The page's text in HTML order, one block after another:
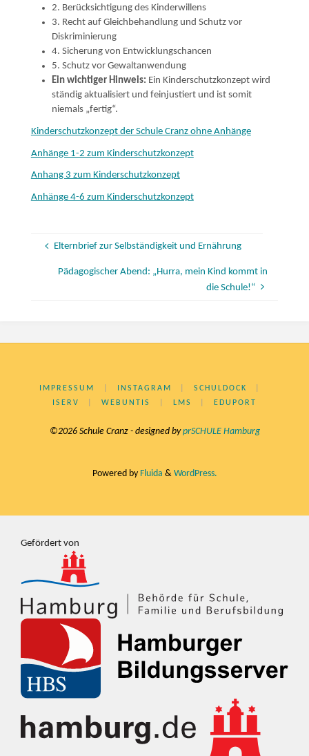
2. Berücksichtigung des Kinderwillens
3. Recht auf Gleichbehandlung und Schutz vor
Diskriminierung
4. Sicherung von Entwicklungschancen
5. Schutz vor Gewaltanwendung
Ein wichtiger Hinweis: Ein Kinderschutzkonzept wird
ständig aktualisiert und feinjustiert und ist somit
niemals „fertig“.
Kinderschutzkonzept der Schule Cranz ohne Anhänge
Anhänge 1-2 zum Kinderschutzkonzept
Anhang 3 zum Kinderschutzkonzept
Anhänge 4-6 zum Kinderschutzkonzept
Elternbrief zur Selbständigkeit und Ernährung
Pädagogischer Abend: „Hurra, mein Kind kommt in
die Schule!“
IMPRESSUM INSTAGRAM SCHULDOCK
ISERV
WEBUNTIS LMS EDUPORT
©2026 Schule Cranz - designed byprSCHULE Hamburg
Powered byFluida & WordPress.
Gefördert von